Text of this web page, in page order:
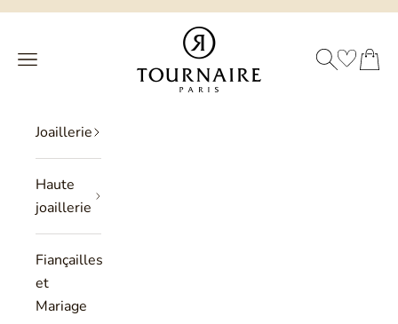
Passer au contenu
Philippe Tournaire
Menu
RECHERCHEPANIER
Joaillerie
Haute
joaillerie
Fiançailles
et
Mariage